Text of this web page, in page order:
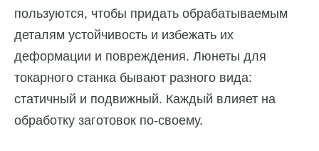
пользуются, чтобы придать обрабатываемым
деталям устойчивость и избежать их
деформации и повреждения. Люнеты для
токарного станка бывают разного вида:
статичный и подвижный. Каждый влияет на
обработку заготовок по-своему.